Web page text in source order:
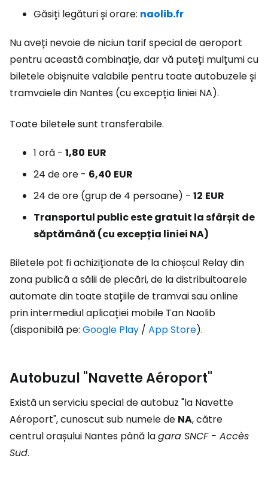
Găsiți legături și orare: naolib.fr
Nu aveți nevoie de niciun tarif special de aeroport
pentru această combinație, dar vă puteți mulțumi cu
biletele obișnuite valabile pentru toate autobuzele și
tramvaiele din Nantes (cu excepția liniei NA).
Toate biletele sunt transferabile.
1 oră - 1,80 EUR
24 de ore - 6,40 EUR
24 de ore (grup de 4 persoane) - 12 EUR
Transportul public este gratuit la sfârșit de
săptămână (cu excepția liniei NA)
Biletele pot fi achiziționate de la chioșcul Relay din
zona publică a sălii de plecări, de la distribuitoarele
automate din toate stațiile de tramvai sau online
prin intermediul aplicației mobile Tan Naolib
(disponibilă pe: Google Play / App Store).
Autobuzul "Navette Aéroport"
Există un serviciu special de autobuz "la Navette
Aéroport", cunoscut sub numele de NA, către
centrul orașului Nantes până lagara SNCF - Accès
Sud.